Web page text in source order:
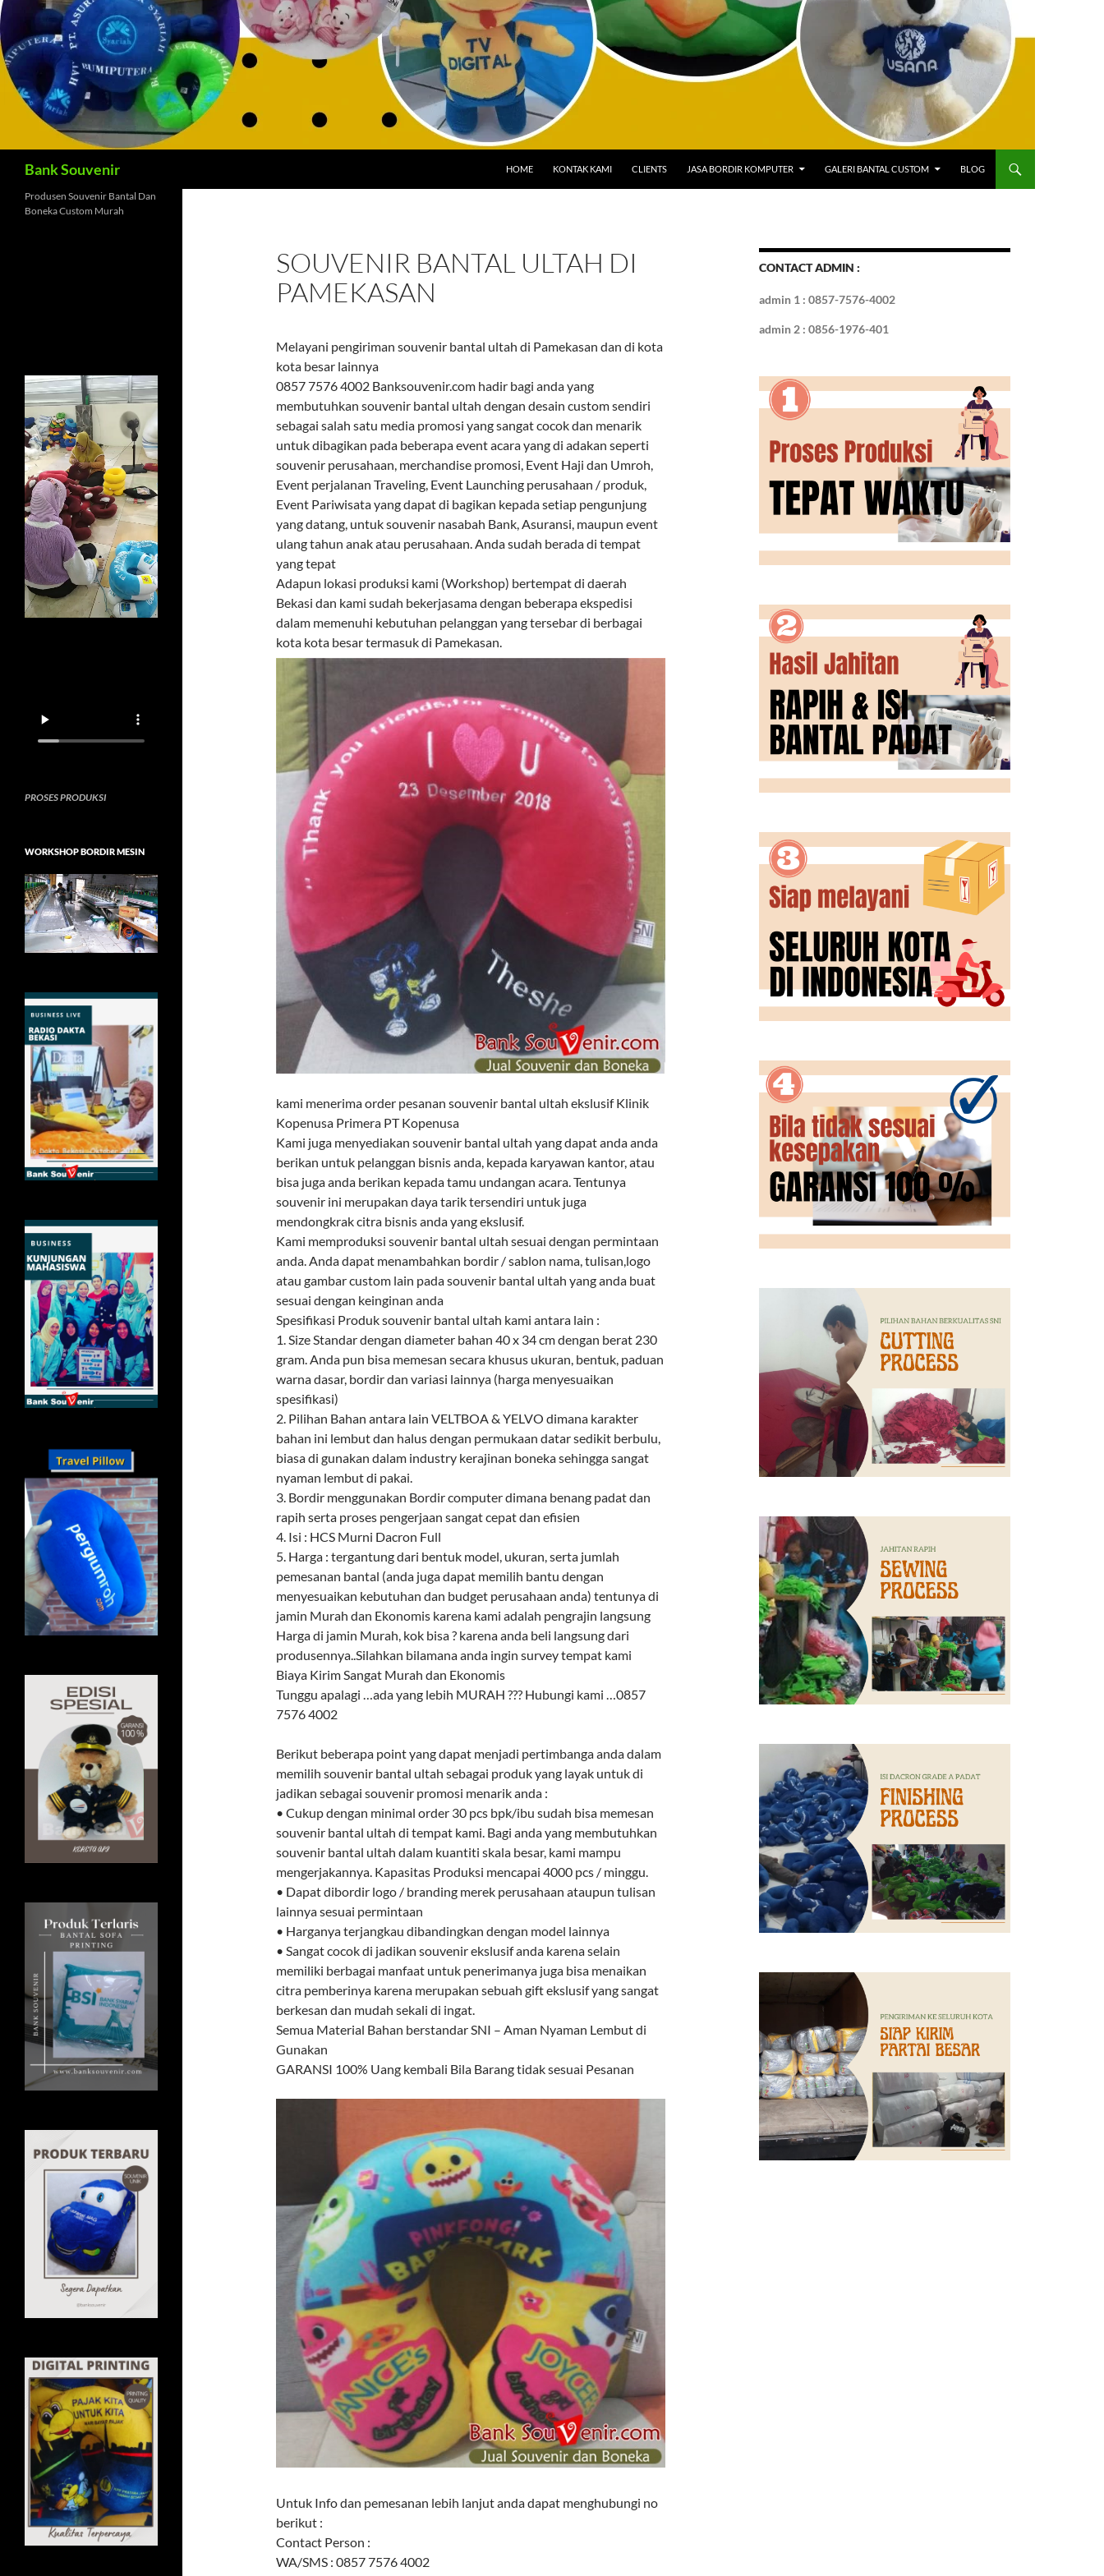
Bank Souvenir HOME KONTAK KAMI CLIENTS JASA BORDIR KOMPUTER GALERI BANTAL CUSTOM BLOG
SOUVENIR BANTAL ULTAH DI
PAMEKASAN
Melayani pengiriman souvenir bantal ultah di Pamekasan dan di kota
kota besar lainnya
0857 7576 4002 Banksouvenir.com hadir bagi anda yang
membutuhkan souvenir bantal ultah dengan desain custom sendiri
sebagai salah satu media promosi yang sangat cocok dan menarik
untuk dibagikan pada beberapa event acara yang di adakan seperti
souvenir perusahaan, merchandise promosi, Event Haji dan Umroh,
Event perjalanan Traveling, Event Launching perusahaan / produk,
Event Pariwisata yang dapat di bagikan kepada setiap pengunjung
yang datang, untuk souvenir nasabah Bank, Asuransi, maupun event
ulang tahun anak atau perusahaan. Anda sudah berada di tempat
yang tepat
Adapun lokasi produksi kami (Workshop) bertempat di daerah
Bekasi dan kami sudah bekerjasama dengan beberapa ekspedisi
dalam memenuhi kebutuhan pelanggan yang tersebar di berbagai
kota kota besar termasuk di Pamekasan.
kami menerima order pesanan souvenir bantal ultah ekslusif Klinik
Kopenusa Primera PT Kopenusa
Kami juga menyediakan souvenir bantal ultah yang dapat anda anda
berikan untuk pelanggan bisnis anda, kepada karyawan kantor, atau
bisa juga anda berikan kepada tamu undangan acara. Tentunya
souvenir ini merupakan daya tarik tersendiri untuk juga
mendongkrak citra bisnis anda yang ekslusif.
Kami memproduksi souvenir bantal ultah sesuai dengan permintaan
anda. Anda dapat menambahkan bordir / sablon nama, tulisan,logo
atau gambar custom lain pada souvenir bantal ultah yang anda buat
sesuai dengan keinginan anda
Spesifikasi Produk souvenir bantal ultah kami antara lain :
1. Size Standar dengan diameter bahan 40 x 34 cm dengan berat 230
gram. Anda pun bisa memesan secara khusus ukuran, bentuk, paduan
warna dasar, bordir dan variasi lainnya (harga menyesuaikan
spesifikasi)
2. Pilihan Bahan antara lain VELTBOA & YELVO dimana karakter
bahan ini lembut dan halus dengan permukaan datar sedikit berbulu,
biasa di gunakan dalam industry kerajinan boneka sehingga sangat
nyaman lembut di pakai.
3. Bordir menggunakan Bordir computer dimana benang padat dan
rapih serta proses pengerjaan sangat cepat dan efisien
4. Isi : HCS Murni Dacron Full
5. Harga : tergantung dari bentuk model, ukuran, serta jumlah
pemesanan bantal (anda juga dapat memilih bantu dengan
menyesuaikan kebutuhan dan budget perusahaan anda) tentunya di
jamin Murah dan Ekonomis karena kami adalah pengrajin langsung
Harga di jamin Murah, kok bisa ? karena anda beli langsung dari
produsennya..Silahkan bilamana anda ingin survey tempat kami
Biaya Kirim Sangat Murah dan Ekonomis
Tunggu apalagi …ada yang lebih MURAH ??? Hubungi kami …0857
7576 4002
Berikut beberapa point yang dapat menjadi pertimbanga anda dalam
memilih souvenir bantal ultah sebagai produk yang layak untuk di
jadikan sebagai souvenir promosi menarik anda :
• Cukup dengan minimal order 30 pcs bpk/ibu sudah bisa memesan
souvenir bantal ultah di tempat kami. Bagi anda yang membutuhkan
souvenir bantal ultah dalam kuantiti skala besar, kami mampu
mengerjakannya. Kapasitas Produksi mencapai 4000 pcs / minggu.
• Dapat dibordir logo / branding merek perusahaan ataupun tulisan
lainnya sesuai permintaan
• Harganya terjangkau dibandingkan dengan model lainnya
• Sangat cocok di jadikan souvenir ekslusif anda karena selain
memiliki berbagai manfaat untuk penerimanya juga bisa menaikan
citra pemberinya karena merupakan sebuah gift ekslusif yang sangat
berkesan dan mudah sekali di ingat.
Semua Material Bahan berstandar SNI – Aman Nyaman Lembut di
Gunakan
GARANSI 100% Uang kembali Bila Barang tidak sesuai Pesanan
Untuk Info dan pemesanan lebih lanjut anda dapat menghubungi no
berikut :
Contact Person :
WA/SMS : 0857 7576 4002
CONTACT ADMIN :
admin 1 : 0857-7576-4002
admin 2 : 0856-1976-401
Produsen Souvenir Bantal Dan
Boneka Custom Murah
PROSES PRODUKSI
WORKSHOP BORDIR MESIN